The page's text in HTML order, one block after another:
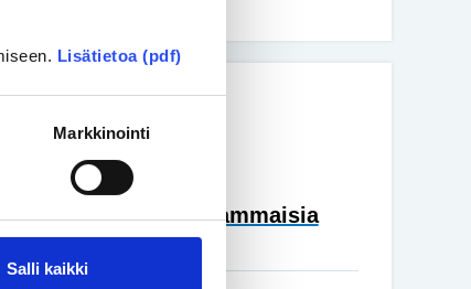
Lisätietoa (pdf)
Markkinointi
Salli kaikki
• 26.06.2026
tulisi auttaa myös vammaisia